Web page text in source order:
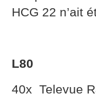
HCG 22 n’ait
L80
40x Televue